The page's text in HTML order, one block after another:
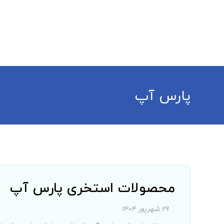
پارس آپ
محصولات استخری پارس آپ
۲۹ شهریور ۱۴۰۴